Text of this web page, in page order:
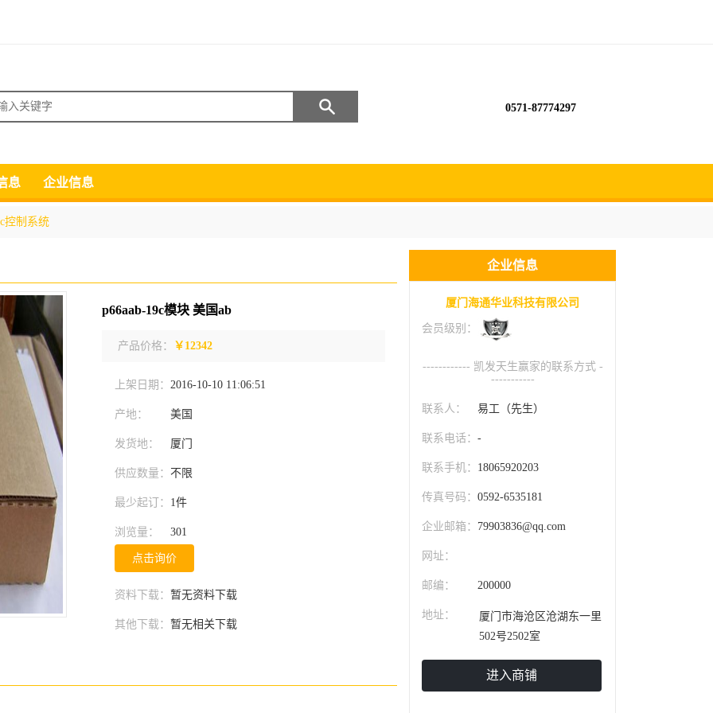
索 0571-87774297
息 企业信息
控制系统
p66aab-19c模块 美国ab
产品价格： ￥12342
上架日期： 2016-10-10 11:06:51
产地： 美国
发货地： 厦门
供应数量： 不限
最少起订： 1件
浏览量： 301
点击询价
资料下载： 暂无资料下载
其他下载： 暂无相关下载
企业信息
厦门海通华业科技有限公司
会员级别：
------------ 凯发天生赢家的联系方式 -
-----------
联系人： 易工（先生）
联系电话： -
联系手机： 18065920203
传真号码： 0592-6535181
企业邮箱： 79903836@qq.com
网址：
邮编： 200000
地址：
厦门市海沧区沧湖东一里
502号2502室
进入商铺